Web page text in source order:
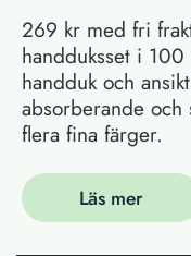
269 kr med fri
handduksset i
handduk och
absorberande och
flera fina färger.
Läs mer